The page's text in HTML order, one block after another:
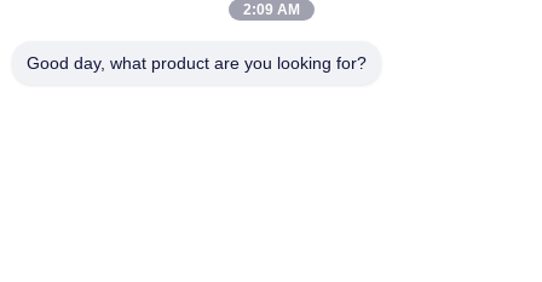
Korrosionsbeständigkeits-Immersions-Wärmetauscher des
2:09 AM
Good day, what product are you looking for?